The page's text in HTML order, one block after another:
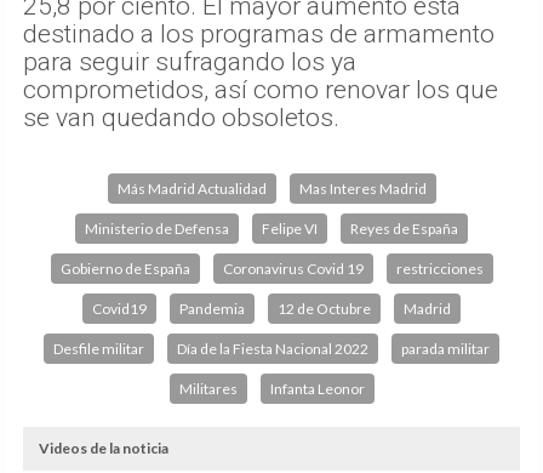
destinado a los programas de armamento
para seguir sufragando los ya
comprometidos, así como renovar los que
se van quedando obsoletos.
Más Madrid Actualidad Mas Interes Madrid
Ministerio de Defensa Felipe VI Reyes de España
Gobierno de España Coronavirus Covid 19 restricciones
Covid19 Pandemia 12 de Octubre Madrid
Desfile militar Día de la Fiesta Nacional 2022 parada militar
Militares Infanta Leonor
Videos de la noticia